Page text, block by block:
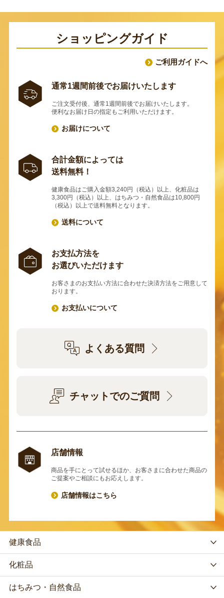
ショッピングガイド
ご利用ガイドへ
通常1週間前後でお届けいたします
ご注文受付後、通常1週間前後でお届けいたします。
便利なお届け日の指定もご利用いただけます。
お届けについて
合計金額によっては
送料無料！
健康食品はご購入金額3,240円（税込）以上、化粧品は
3,300円（税込）以上、はちみつ・自然食品は10,800円
（税込）以上で送料無料となります。
送料について
お支払方法を
お選びいただけます
お客さまのお支払い方法に合わせた決済方法をご用意して
おります。
お支払いについて
よくある質問
チャットでのご質問
店舗情報
商品を手にとって試せるほか、お客さまに合わせた商品の
ご提案やご相談にもお応えします。
店舗情報はこちら
健康食品
化粧品
はちみつ・自然食品